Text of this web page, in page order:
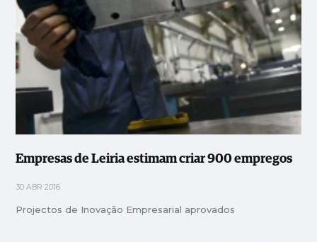
Empresas de Leiria estimam criar 900 empregos
30 ABR 2016
Projectos de Inovação Empresarial aprovados